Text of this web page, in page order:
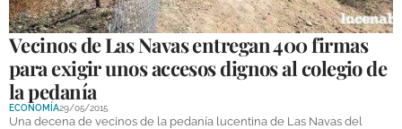
OCIO
COFRADÍAS
DEPORTES
Vecinos de Las Navas entregan 400 firmas
para exigir unos accesos dignos al colegio de
la pedanía
ECONOMÍA29/05/2015
Una decena de vecinos de la pedanía lucentina de Las Navas del